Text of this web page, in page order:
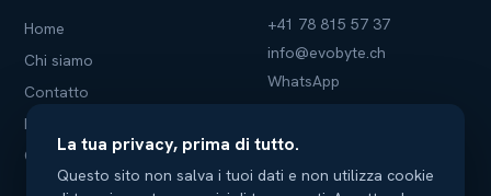
Home
Chi siamo
Contatto
Norme sulla privacy
Condizioni d'uso
+41 78 815 57 37
info@evobyte.ch
WhatsApp
La tua privacy, prima di tutto.
Questo sito non salva i tuoi dati e non utilizza cookie